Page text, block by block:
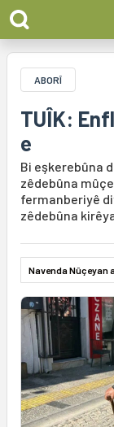
ABORÎ
TUÎK:
e
Bi eşkerebûna
zêdebûna
fermanberiyê
zêdebûna
Navenda Nûçeyan